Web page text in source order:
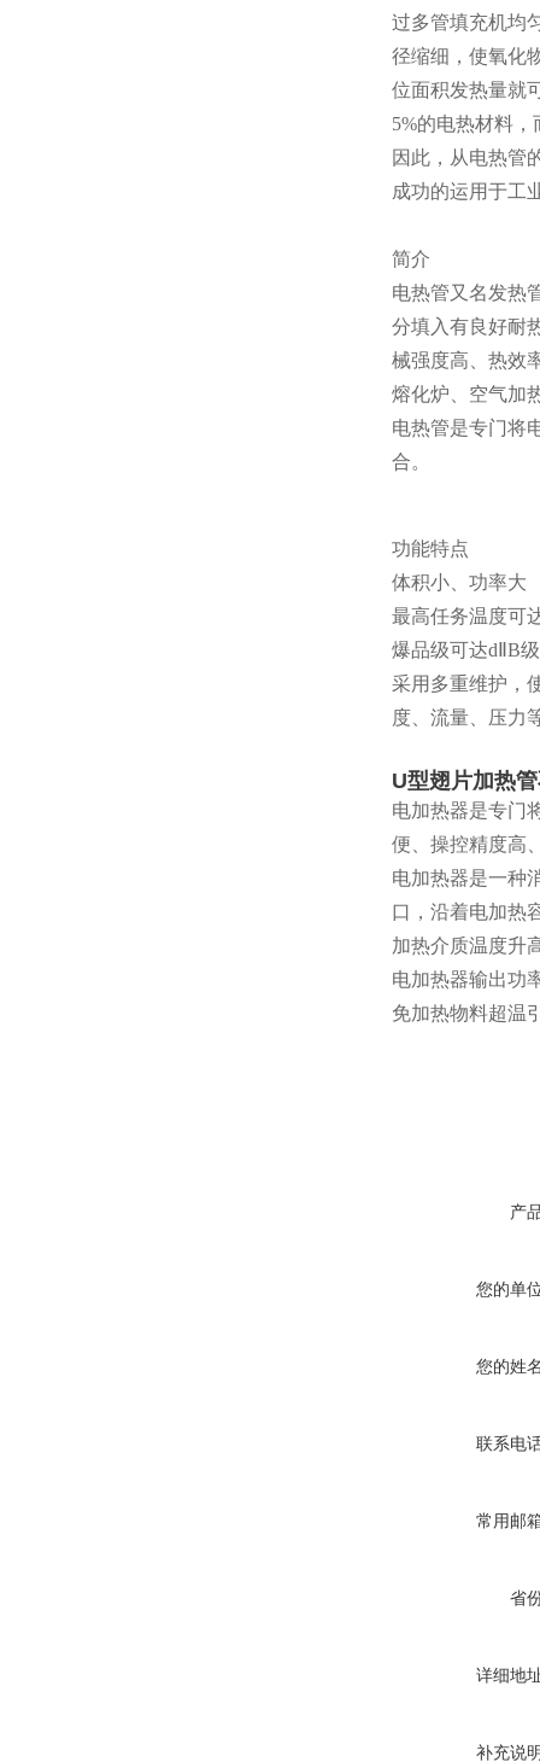
过多管填充机均
径缩细，使氧化
位面积发热量就
5%的电热材料
因此，从电热管
成功的运用于工
简介
电热管又名发热
分填入有良好耐
械强度高、热效
熔化炉、空气加
电热管是专门将
合。
功能特点
体积小、功率大
最高任务温度可
爆品级可达dⅡB
采用多重维护，
度、流量、压力
U型翅片加热
电加热器是专门
便、操控精度高
电加热器是一种
口，沿着电加热
加热介质温度升
电加热器输出功
免加热物料超温
产
您的单
您的姓
联系电
常用邮
省
详细地
补充说